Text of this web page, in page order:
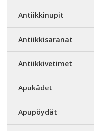
Antiikkinupit
Antiikkisaranat
Antiikkivetimet
Apukädet
Apupöydät